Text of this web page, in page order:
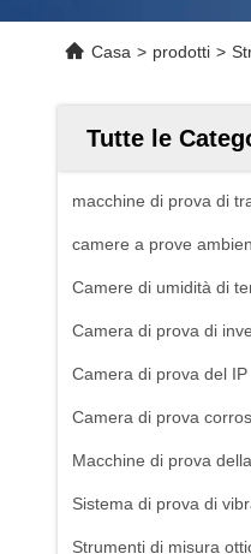
Casa > prodotti >
Tutte le
macchine di prova di
camere a prove
Camere di umidità di
Camera di prova di
Camera di prova del IP
Camera di prova
Macchine di prova
Sistema di prova di
Strumenti di misura